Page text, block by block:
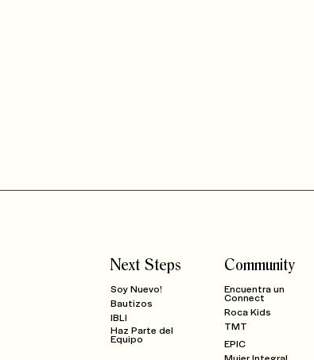
Next Steps
Soy Nuevo!
Bautizos
IBLI
Haz Parte del
Equipo
Community
Encuentra un
Connect
Roca Kids
TMT
EPIC